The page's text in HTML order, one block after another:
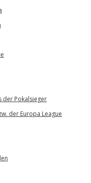
der Pokalsieger
der Europa League